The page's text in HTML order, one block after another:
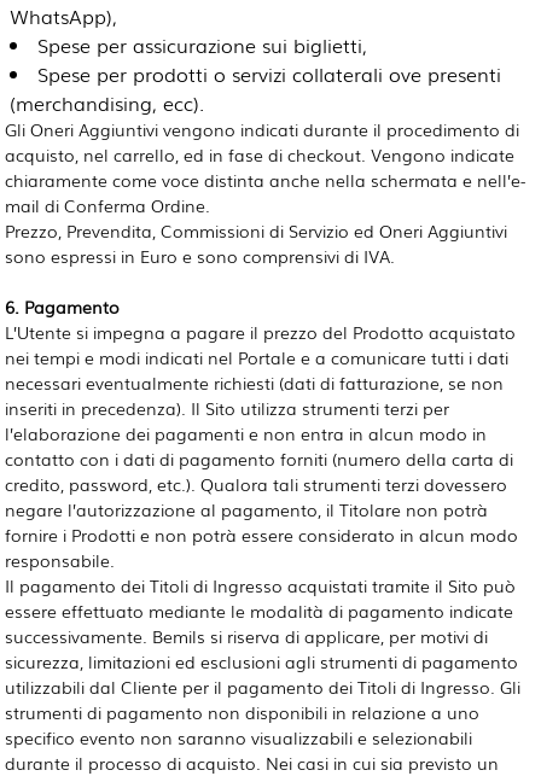
WhatsApp),
Spese per assicurazione sui biglietti,
Spese per prodotti o servizi collaterali ove presenti
(merchandising, ecc).
Gli Oneri Aggiuntivi vengono indicati durante il procedimento di
acquisto, nel carrello, ed in fase di checkout. Vengono indicate
chiaramente come voce distinta anche nella schermata e nell’e-
mail di Conferma Ordine.
Prezzo, Prevendita, Commissioni di Servizio ed Oneri Aggiuntivi
sono espressi in Euro e sono comprensivi di IVA.
6. Pagamento
L’Utente si impegna a pagare il prezzo del Prodotto acquistato
nei tempi e modi indicati nel Portale e a comunicare tutti i dati
necessari eventualmente richiesti (dati di fatturazione, se non
inseriti in precedenza). Il Sito utilizza strumenti terzi per
l’elaborazione dei pagamenti e non entra in alcun modo in
contatto con i dati di pagamento forniti (numero della carta di
credito, password, etc.). Qualora tali strumenti terzi dovessero
negare l’autorizzazione al pagamento, il Titolare non potrà
fornire i Prodotti e non potrà essere considerato in alcun modo
responsabile.
Il pagamento dei Titoli di Ingresso acquistati tramite il Sito può
essere effettuato mediante le modalità di pagamento indicate
successivamente. Bemils si riserva di applicare, per motivi di
sicurezza, limitazioni ed esclusioni agli strumenti di pagamento
utilizzabili dal Cliente per il pagamento dei Titoli di Ingresso. Gli
strumenti di pagamento non disponibili in relazione a uno
specifico evento non saranno visualizzabili e selezionabili
durante il processo di acquisto. Nei casi in cui sia previsto un